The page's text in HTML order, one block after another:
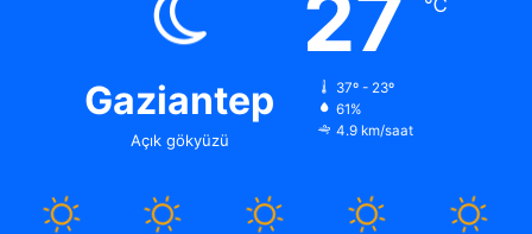
Gaziantep
Açık gökyüzü
27 ℃
37º - 23º
61%
4.9 km/saat